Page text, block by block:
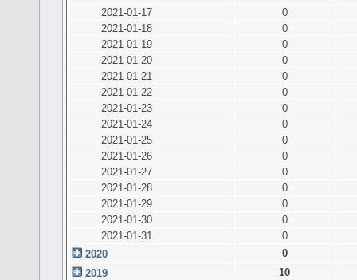
2021-01-17
0
2021-01-18
0
2021-01-19
0
2021-01-20
0
2021-01-21
0
2021-01-22
0
2021-01-23
0
2021-01-24
0
2021-01-25
0
2021-01-26
0
2021-01-27
0
2021-01-28
0
2021-01-29
0
2021-01-30
0
2021-01-31
0
2020
0
2019
10